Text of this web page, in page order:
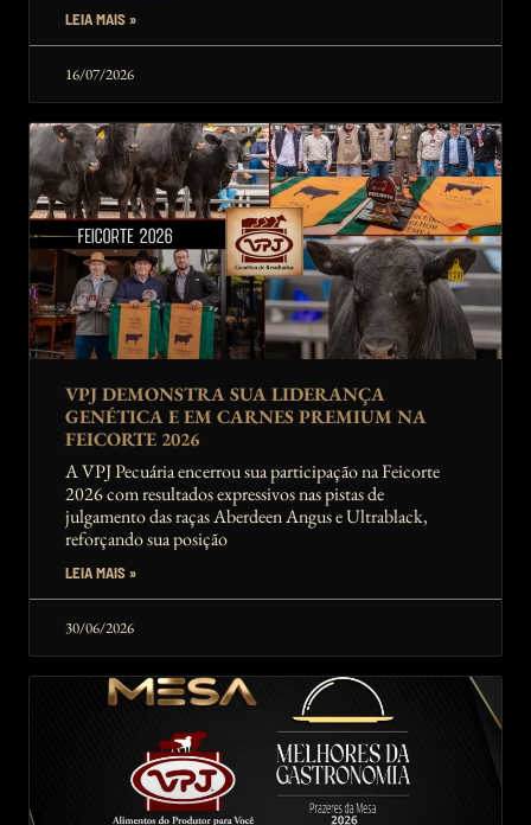
LEIA MAIS »
16/07/2026
VPJ DEMONSTRA SUA LIDERANÇA
GENÉTICA E EM CARNES PREMIUM NA
FEICORTE 2026
A VPJ Pecuária encerrou sua participação na Feicorte
2026 com resultados expressivos nas pistas de
julgamento das raças Aberdeen Angus e Ultrablack,
reforçando sua posição
LEIA MAIS »
30/06/2026